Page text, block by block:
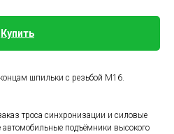
Купить
шпильки с резьбой М16.
троса синхронизации и силовые
автомобильные подъёмники высокого